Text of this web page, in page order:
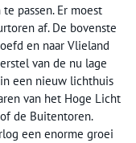
passen. Er moest
af. De bovenste
en naar Vlieland
van de nu lage
een nieuw lichthuis
van het Hoge Licht
de Buitentoren.
een enorme groei